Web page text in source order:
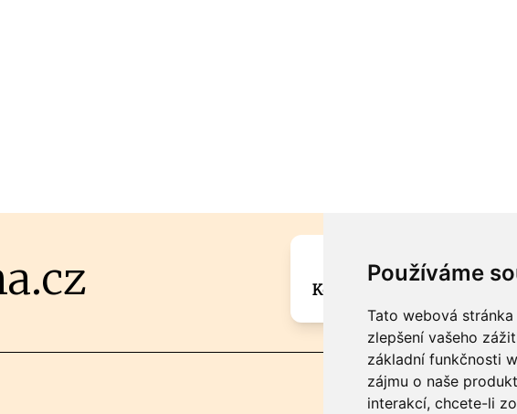
Používáme
Tato webová
zlepšení vašeho
základní funkčnosti
zájmu o naše
interakcí, chcete-li
Máte zajímavou
Kontaktujte šéfredaktora